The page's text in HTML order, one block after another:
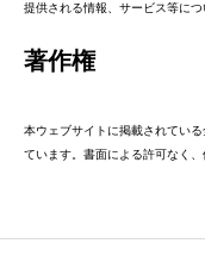
提供される情報、サービス等につ
著作権
本ウェブサイトに掲載されてい
ています。書面による許可なく